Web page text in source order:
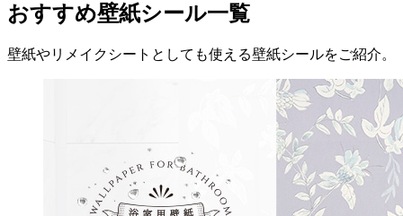
おすすめ壁紙シール一覧
壁紙やリメイクシートとしても使える壁紙シールをご紹介。